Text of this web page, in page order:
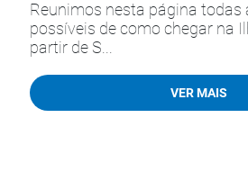
Reunimos nesta página todas
possíveis de como chegar na
partir de S...
VER MAIS